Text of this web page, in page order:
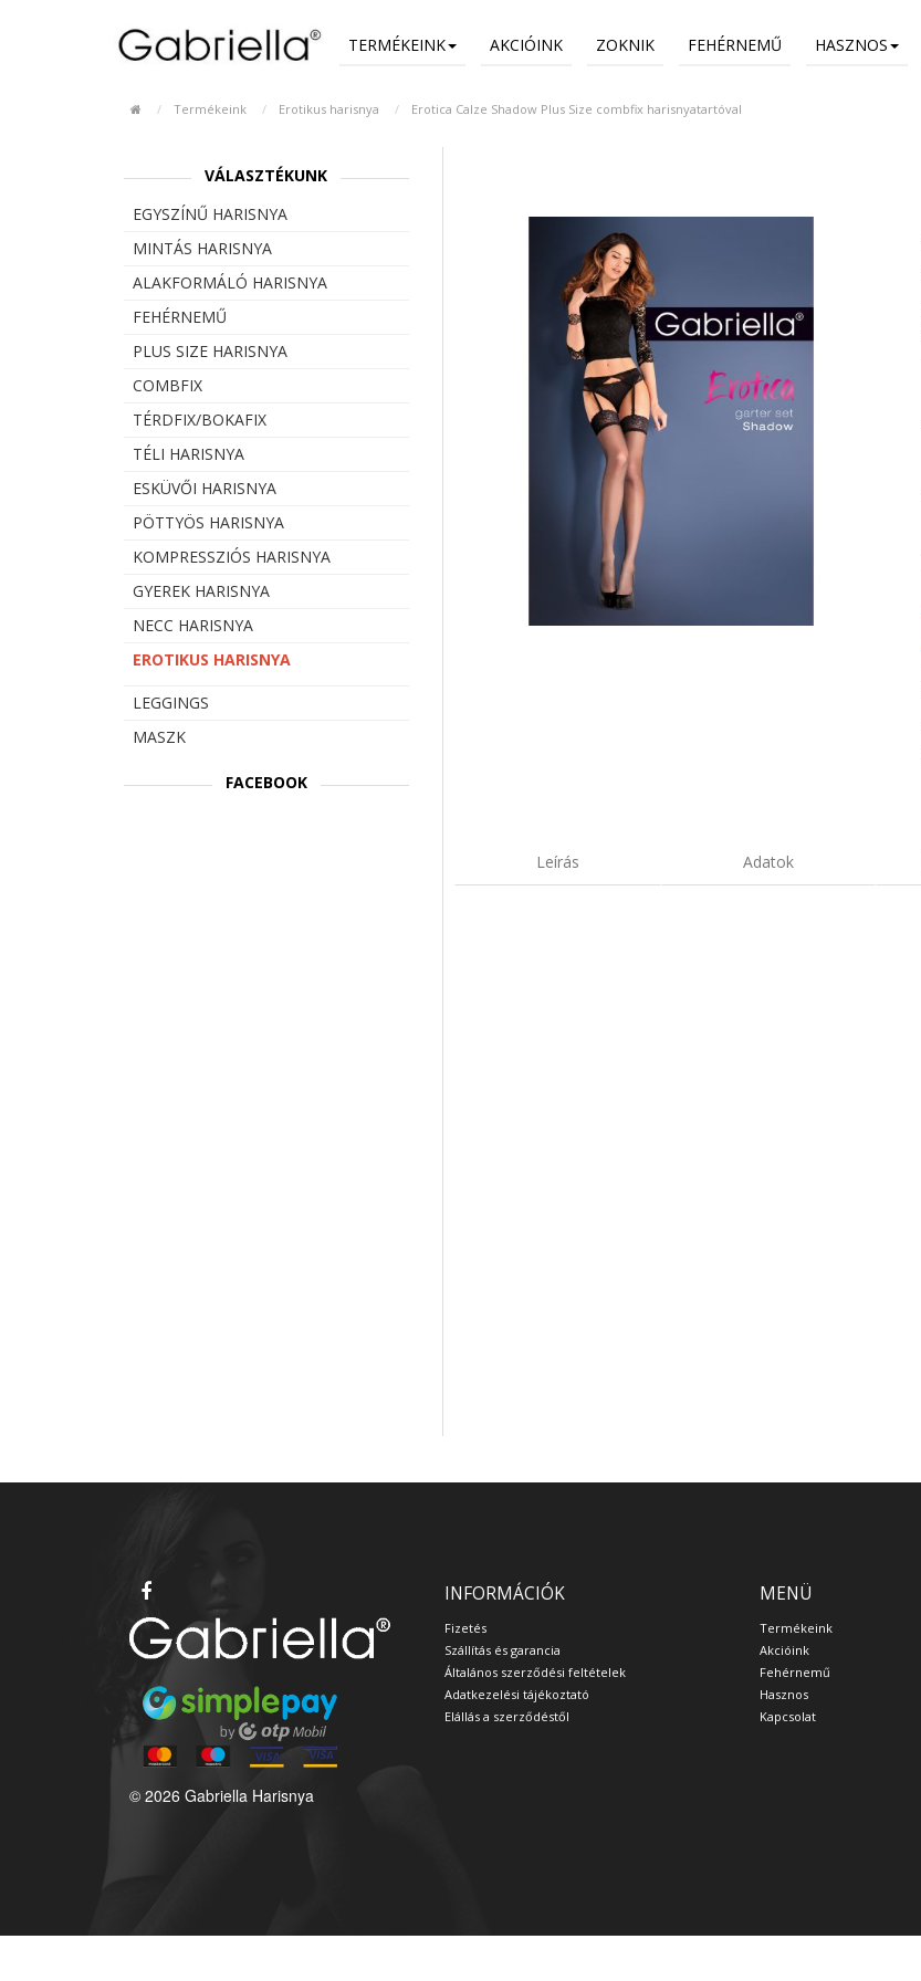
TERMÉKEINK AKCIÓINK ZOKNIK FEHÉRNEMŰ HASZNOS
Termékeink Erotikus harisnya Erotica Calze Shadow Plus Size combfix harisnyatartóval
VÁLASZTÉKUNK
EGYSZÍNŰ HARISNYA
MINTÁS HARISNYA
ALAKFORMÁLÓ HARISNYA
FEHÉRNEMŰ
PLUS SIZE HARISNYA
COMBFIX
TÉRDFIX/BOKAFIX
TÉLI HARISNYA
ESKÜVŐI HARISNYA
PÖTTYÖS HARISNYA
KOMPRESSZIÓS HARISNYA
GYEREK HARISNYA
NECC HARISNYA
EROTIKUS HARISNYA
LEGGINGS
MASZK
FACEBOOK
Leírás Adatok
INFORMÁCIÓK
Fizetés
Szállítás és garancia
Általános szerződési feltételek
Adatkezelési tájékoztató
Elállás a szerződéstől
MENÜ
Termékeink
Akcióink
Fehérnemű
Hasznos
Kapcsolat
© 2026 Gabriella Harisnya